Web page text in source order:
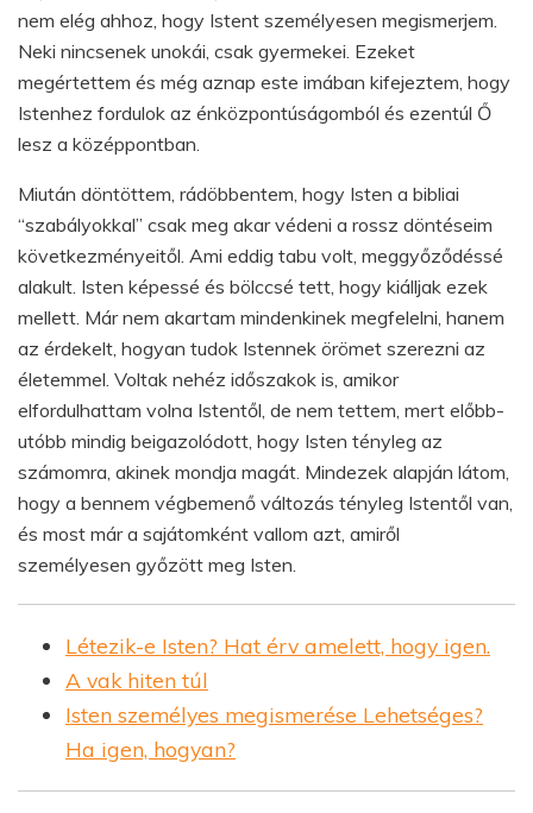
nem elég ahhoz, hogy Istent személyesen megismerjem.
Neki nincsenek unokái, csak gyermekei. Ezeket
megértettem és még aznap este imában kifejeztem, hogy
Istenhez fordulok az énközpontúságomból és ezentúl Ő
lesz a középpontban.
Miután döntöttem, rádöbbentem, hogy Isten a bibliai
“szabályokkal” csak meg akar védeni a rossz döntéseim
következményeitől. Ami eddig tabu volt, meggyőződéssé
alakult. Isten képessé és bölccsé tett, hogy kiálljak ezek
mellett. Már nem akartam mindenkinek megfelelni, hanem
az érdekelt, hogyan tudok Istennek örömet szerezni az
életemmel. Voltak nehéz időszakok is, amikor
elfordulhattam volna Istentől, de nem tettem, mert előbb-
utóbb mindig beigazolódott, hogy Isten tényleg az
számomra, akinek mondja magát. Mindezek alapján látom,
hogy a bennem végbemenő változás tényleg Istentől van,
és most már a sajátomként vallom azt, amiről
személyesen győzött meg Isten.
Létezik-e Isten? Hat érv amelett, hogy igen.
A vak hiten túl
Isten személyes megismerése Lehetséges?
Ha igen, hogyan?